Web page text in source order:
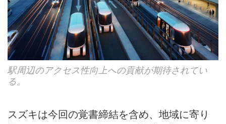
駅周辺のアクセス性向上への貢献が期待されてい
る。
スズキは今回の覚書締結を含め、地域に寄り